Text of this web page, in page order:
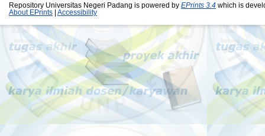
Repository Universitas Negeri Padang is powered by EPrints 3.4 which is
About EPrints
Accessibility